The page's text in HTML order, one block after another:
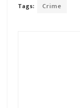
Tags: Crime